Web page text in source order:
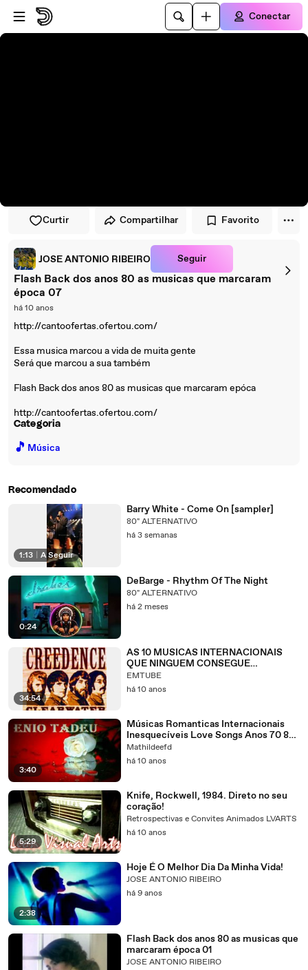
Pular para o player
Ir para o conteúdo principal
Conectar
Curtir Compartilhar Favorito
JOSE ANTONIO RIBEIRO Seguir
Flash Back dos anos 80 as musicas que marcaram
época 07
há 10 anos
http://cantoofertas.ofertou.com/
Essa musica marcou a vida de muita gente
Será que marcou a sua também
Flash Back dos anos 80 as musicas que marcaram epóca
http://cantoofertas.ofertou.com/
Categoria
🎵 Música
Recomendado
1:13 A Seguir
Barry White - Come On [sampler]
80" ALTERNATIVO
há 3 semanas
0:24
DeBarge - Rhythm Of The Night
80" ALTERNATIVO
há 2 meses
34:54
AS 10 MUSICAS INTERNACIONAIS
QUE NINGUEM CONSEGUE
ESQUECER
EMTUBE
há 10 anos
3:40
Músicas Romanticas Internacionais
Inesquecíveis Love Songs Anos 70 80
e 90 Flashback 70's 80's 90's
Mathildeefd
há 10 anos
5:29
Knife, Rockwell, 1984. Direto no seu
coração!
Retrospectivas e Convites Animados LVARTS
há 10 anos
2:38
Hoje É O Melhor Dia Da Minha Vida!
JOSE ANTONIO RIBEIRO
há 9 anos
Flash Back dos anos 80 as musicas que
marcaram época 01
JOSE ANTONIO RIBEIRO